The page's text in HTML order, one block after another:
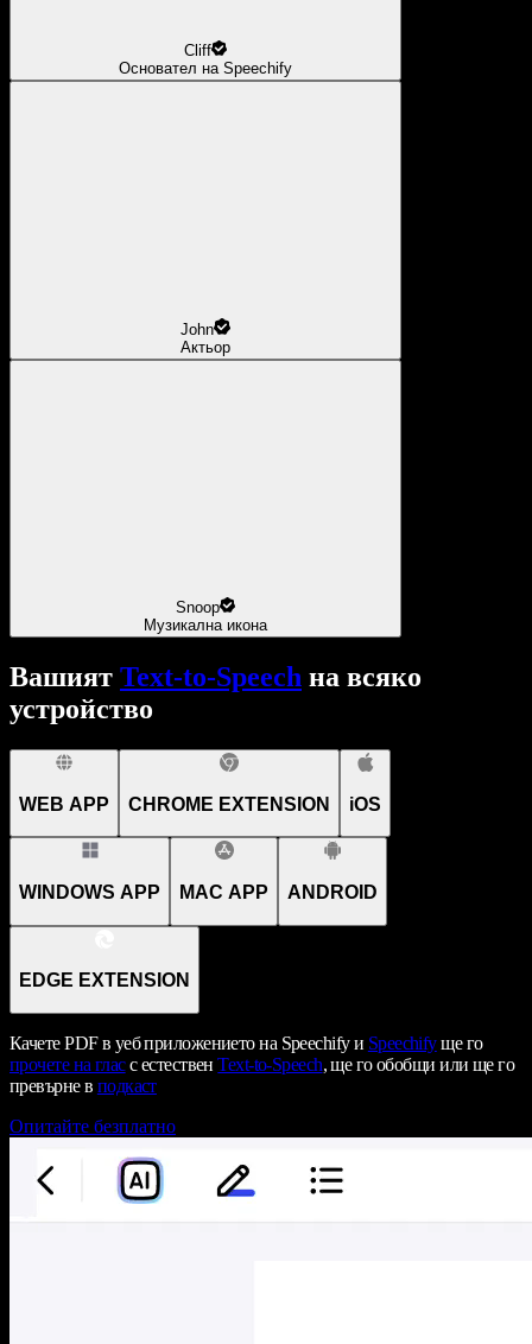
Cliff
Основател на Speechify
John
Актьор
Snoop
Музикална икона
Вашият Text-to-Speech на всяко
устройство
WEB APP CHROME EXTENSION iOS
WINDOWS APP MAC APP ANDROID
EDGE EXTENSION
Качете PDF в уеб приложението на Speechify и Speechifyще го
прочете на гласс естественText-to-Speech, ще го обобщи или ще го
превърне в подкаст
Опитайте безплатно